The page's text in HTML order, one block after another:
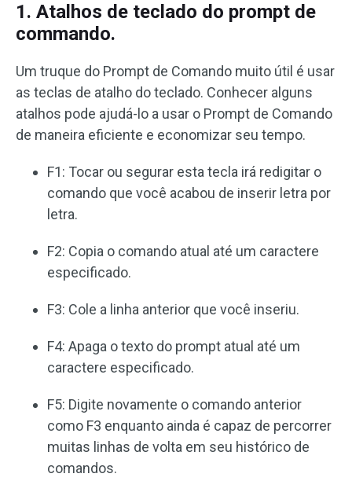
1. Atalhos de teclado do prompt de
commando.
Um truque do Prompt de Comando muito útil é usar
as teclas de atalho do teclado. Conhecer alguns
atalhos pode ajudá-lo a usar o Prompt de Comando
de maneira eficiente e economizar seu tempo.
F1: Tocar ou segurar esta tecla irá redigitar o
comando que você acabou de inserir letra por
letra.
F2: Copia o comando atual até um caractere
especificado.
F3: Cole a linha anterior que você inseriu.
F4: Apaga o texto do prompt atual até um
caractere especificado.
F5: Digite novamente o comando anterior
como F3 enquanto ainda é capaz de percorrer
muitas linhas de volta em seu histórico de
comandos.